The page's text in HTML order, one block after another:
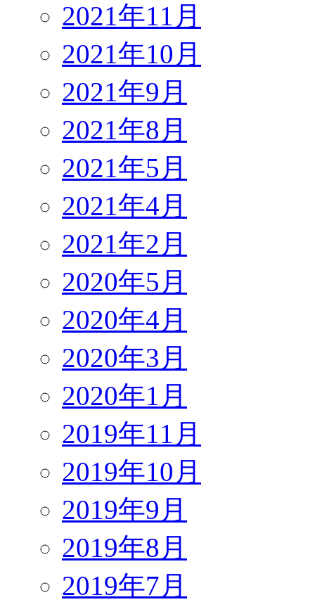
2021年11月
2021年10月
2021年9月
2021年8月
2021年5月
2021年4月
2021年2月
2020年5月
2020年4月
2020年3月
2020年1月
2019年11月
2019年10月
2019年9月
2019年8月
2019年7月